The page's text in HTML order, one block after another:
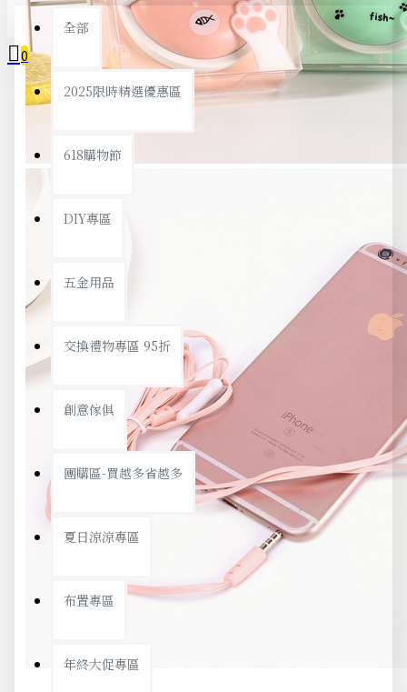
全部
2025限時精選優惠區
618購物節
DIY專區
五金用品
交換禮物專區 95折
創意傢俱
團購區-買越多省越多
夏日涼涼專區
布置專區
年終大促專區
0
您的購物車內沒有商品！